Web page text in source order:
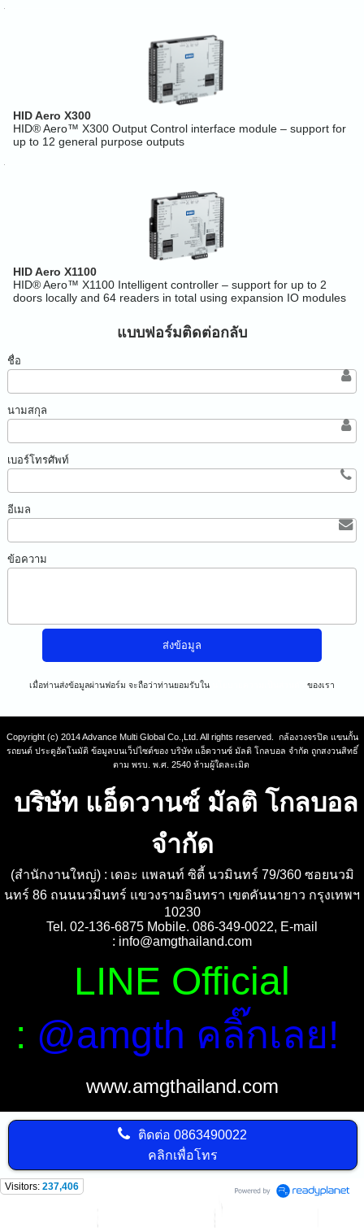
HID Aero X300
HID® Aero™ X300 Output Control interface module – support for
up to 12 general purpose outputs
HID Aero X1100
HID® Aero™ X1100 Intelligent controller – support for up to 2
doors locally and 64 readers in total using expansion IO modules
แบบฟอร์มติดต่อกลับ
ชื่อ
นามสกุล
เบอร์โทรศัพท์
อีเมล
ข้อความ
เมื่อท่านส่งข้อมูลผ่านฟอร์ม จะถือว่าท่านยอมรับในนโยบายความเป็นส่วนตัว ของเรา
Copyright (c) 2014 Advance Multi Global Co.,Ltd. All rights reserved. กล้องวงจรปิด แขนกั้น
รถยนต์ ประตูอัตโนมัติ ข้อมูลบนเว็ปไซต์ของ บริษัท แอ็ดวานซ์ มัลติ โกลบอล จำกัด ถูกสงวนสิทธิ์
ตาม พรบ. พ.ศ. 2540 ห้ามผู้ใดละเมิด
บริษัท แอ็ดวานซ์ มัลติ โกลบอล
จำกัด
(สำนักงานใหญ่) : เดอะ แพลนท์ ซิตี้ นวมินทร์ 79/360 ซอยนวมิ
นทร์ 86 ถนนนวมินทร์ แขวงรามอินทรา เขตคันนายาว กรุงเทพฯ
10230
Tel. 02-136-6875 Mobile. 086-349-0022, E-mail
: info@amgthailand.com
LINE Official
: @amgth คลิ๊กเลย!
www.amgthailand.com
ติดต่อ0863490022
คลิกเพื่อโทร
Visitors: 237,406